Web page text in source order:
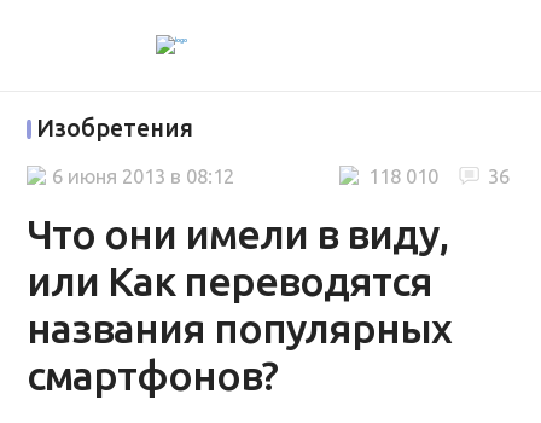
Изобретения
Что они имели в виду,
или Как переводятся
названия популярных
смартфонов?
36
118 010
6 июня 2013 в 08:12